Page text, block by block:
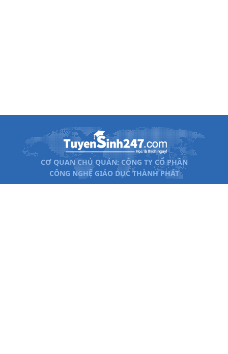
CƠ QUAN CHỦ QUẢN: CÔNG TY CỔ PHẦN
CÔNG NGHỆ GIÁO DỤC THÀNH PHÁT